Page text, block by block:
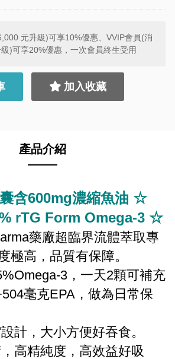
元升級)可享10%優惠、VVIP會員(消
)可享20%優惠，一次會員終生受用
加入收藏
產品介紹
含600mg濃縮魚油 ☆
rTG Form Omega-3 ☆
藥廠超臨界流體萃取專
極高，品質有保障。
3，一天2顆可補充
毫克EPA，做為日常保
計，大小方便好吞食。
高精純度，高效益好吸